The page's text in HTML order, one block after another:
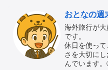
おとなの週
海外旅行が
です。
休日を使っ
さを大切に
んでいます。